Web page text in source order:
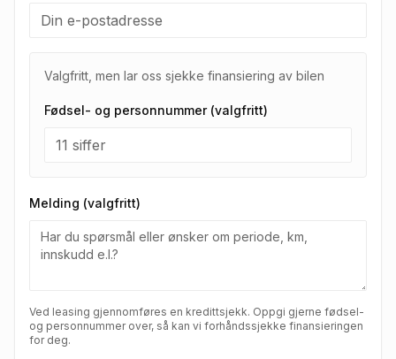
Valgfritt, men lar oss sjekke finansiering av bilen
Fødsel- og personnummer (valgfritt)
Melding (valgfritt)
Ved leasing gjennomføres en kredittsjekk. Oppgi gjerne fødsel-
og personnummer over, så kan vi forhåndssjekke finansieringen
for deg.